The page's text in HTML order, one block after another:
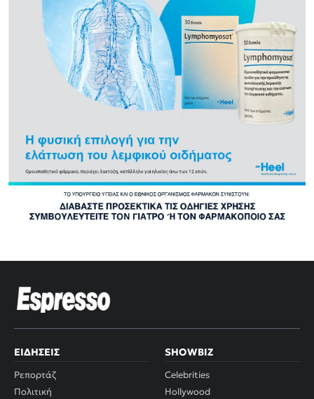
ΕΙΔΉΣΕΙΣ
Ρεπορτάζ
Πολιτική
SHOWBIZ
Celebrities
Hollywood